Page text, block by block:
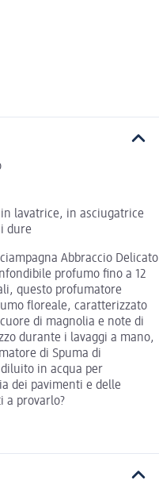
lavatrice, in asciugatrice
dure
Abbraccio Delicato
profumo fino a 12
questo profumatore
floreale, caratterizzato
di magnolia e note di
durante i lavaggi a mano,
di Spuma di
in acqua per
dei pavimenti e delle
a provarlo?